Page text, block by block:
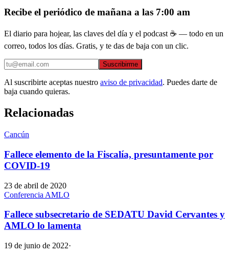
Recibe el periódico de mañana a las 7:00 am
El diario para hojear, las claves del día y el podcast ☕ — todo en un
correo, todos los días. Gratis, y te das de baja con un clic.
Suscribirme
Al suscribirte aceptas nuestro aviso de privacidad. Puedes darte de
baja cuando quieras.
Relacionadas
Cancún
Fallece elemento de la Fiscalía, presuntamente por
COVID-19
23 de abril de 2020
Conferencia AMLO
Fallece subsecretario de SEDATU David Cervantes y
AMLO lo lamenta
19 de junio de 2022·